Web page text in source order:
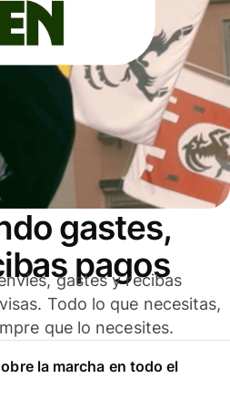
gastes,
pagos
gastes y recibas
Todo lo que necesitas,
que lo necesites.
la marcha en todo el